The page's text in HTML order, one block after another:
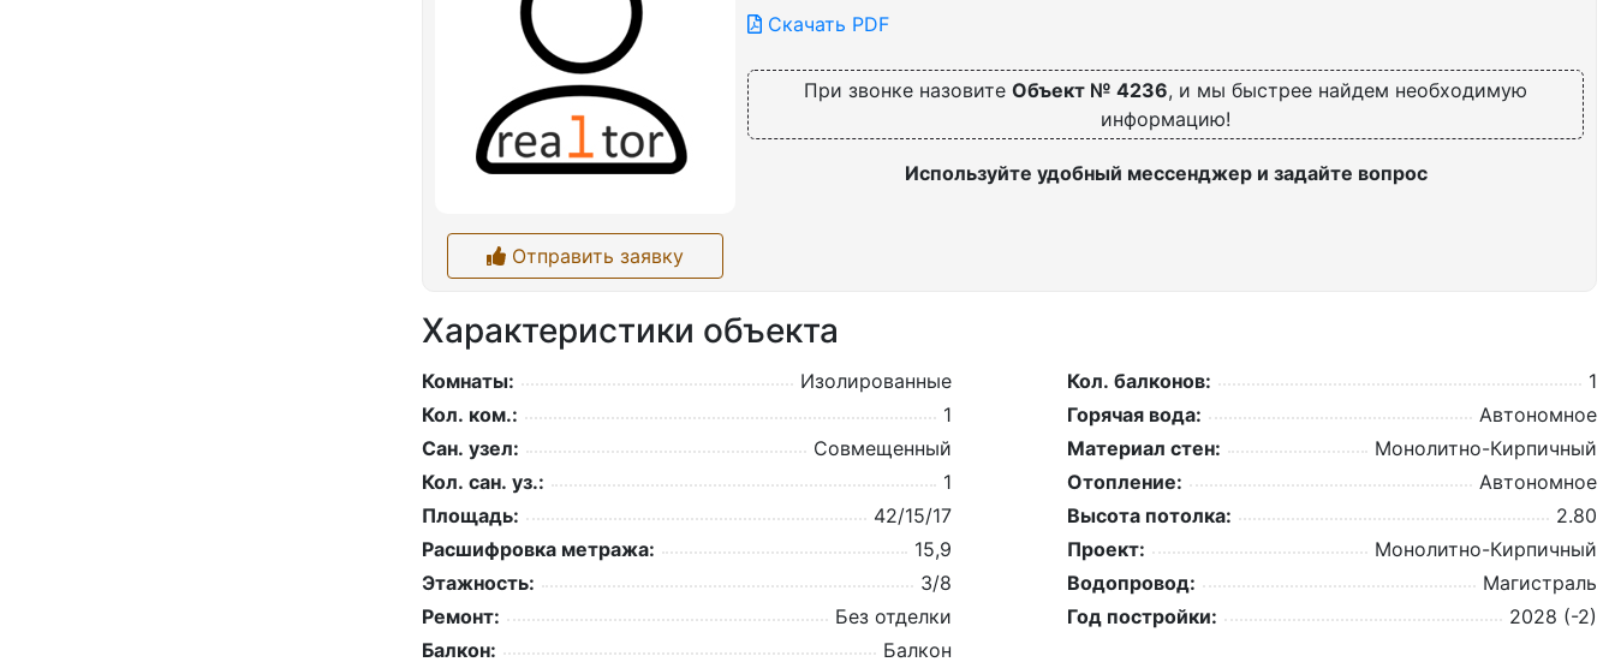
Отправить заявку
Скачать PDF
При звонке назовите Объект № 4236, и мы быстрее найдем необходимую
информацию!
Используйте удобный мессенджер и задайте вопрос
Характеристики объекта
Комнаты:
Изолированные
Кол. ком.:
1
Сан. узел:
Совмещенный
Кол. сан. уз.:
1
Площадь:
42/15/17
Расшифровка метража:
15,9
Этажность:
3/8
Ремонт:
Без отделки
Балкон:
Балкон
Кол. балконов:
1
Горячая вода:
Автономное
Материал стен:
Монолитно-Кирпичный
Отопление:
Автономное
Высота потолка:
2.80
Проект:
Монолитно-Кирпичный
Водопровод:
Магистраль
Год постройки:
2028 (-2)